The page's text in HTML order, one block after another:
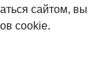
сайтом, вы
cookie.